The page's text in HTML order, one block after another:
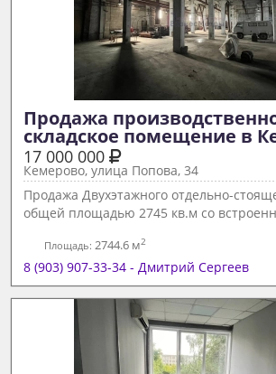
Продажа
складское помещение в
17 000 000
Кемерово, улица Попова, 34
Продажа Двухэтажного отдельно-
общей площадью 2745 кв.м со
Площадь: 2744.6 м2
8 (903) 907-33-34 - Дмитрий Сергеев